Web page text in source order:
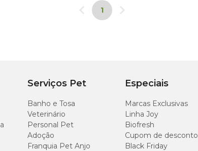
1
Serviços Pet
Banho e Tosa
Veterinário
Personal Pet
Adoção
Franquia Pet Anjo
Especiais
Marcas Exclusivas
Linha Joy
Biofresh
Cupom de desconto
Black Friday